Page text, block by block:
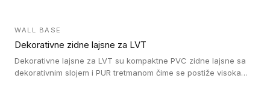
WALL BASE
Dekorativne zidne lajsne za LVT
Dekorativne lajsne za LVT su kompaktne PVC zidne lajsne sa
dekorativnim slojem i PUR tretmanom čime se postiže visoka